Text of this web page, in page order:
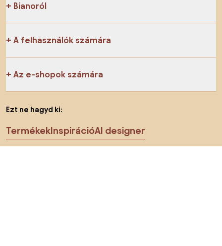
Bianoról
A felhasználók számára
Az e-shopok számára
Ezt ne hagyd ki:
TermékekInspirációAI designer